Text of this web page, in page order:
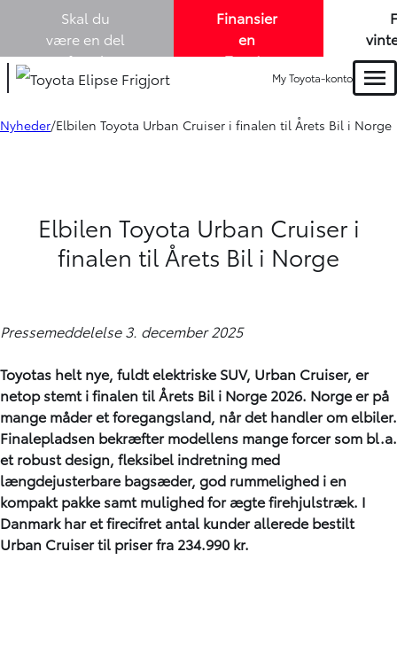
Skal du
være en del
af Louis
Lund A/S? -
kollegaer i
Finansier
en
Toyota
1,99% i
en
My Toyota-konto
Nyheder Elbilen Toyota Urban Cruiser i finalen til Årets Bil i Norge
Elbilen Toyota Urban Cruiser i
finalen til Årets Bil i Norge
Pressemeddelelse 3. december 2025
Toyotas helt nye, fuldt elektriske SUV, Urban Cruiser, er
netop stemt i finalen til Årets Bil i Norge 2026. Norge er på
mange måder et foregangsland, når det handler om elbiler.
Finalepladsen bekræfter modellens mange forcer som bl.a.
et robust design, fleksibel indretning med
længdejusterbare bagsæder, god rummelighed i en
kompakt pakke samt mulighed for ægte firehjulstræk. I
Danmark har et firecifret antal kunder allerede bestilt
Urban Cruiser til priser fra 234.990 kr.